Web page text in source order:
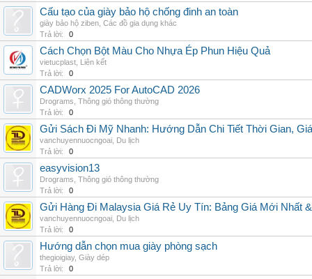
Cấu tạo của giày bảo hộ chống đinh an toàn
giày bảo hộ ziben Các đồ gia dụng khác
Trả lời:
0
Cách Chọn Bột Màu Cho Nhựa Ép Phun Hiệu Quả
vietucplast Liên kết
Trả lời:
0
CADWorx 2025 For AutoCAD 2026
Drograms Thông gió thông thường
Trả lời:
0
Gửi Sách Đi Mỹ Nhanh: Hướng Dẫn Chi Tiết Thời Gian,
vanchuyennuocngoai Du lịch
Trả lời:
0
easyvision13
Drograms Thông gió thông thường
Trả lời:
0
Gửi Hàng Đi Malaysia Giá Rẻ Uy Tín: Bảng Giá Mới Nhất
vanchuyennuocngoai Du lịch
Trả lời:
0
Hướng dẫn chọn mua giày phòng sạch
thegioigiay, Giày dép
Trả lời:
0